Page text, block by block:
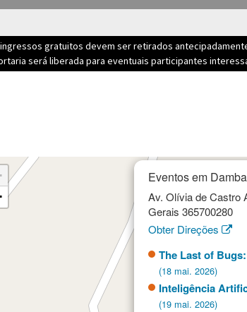
gratuitos devem ser retirados
será liberada para eventuais participantes
Eventos em
Av. Olívia de Castro
Gerais 365700280
Obter Direções
The Last of
(18 mai. 2026)
Inteligência
(19 mai. 2026)